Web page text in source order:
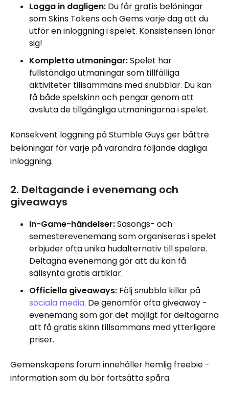
Logga in dagligen: Du får gratis belöningar
som Skins Tokens och Gems varje dag att du
utför en inloggning i spelet. Konsistensen lönar
sig!
Kompletta utmaningar:Spelet har
fullständiga utmaningar som tillfälliga
aktiviteter tillsammans med snubblar. Du kan
få både spelskinn och pengar genom att
avsluta de tillgängliga utmaningarna i spelet.
Konsekvent loggning på Stumble Guys ger bättre
belöningar för varje på varandra följande dagliga
inloggning.
2. Deltagande i evenemang och
giveaways
In-Game-händelser:Säsongs- och
semesterevenemang som organiseras i spelet
erbjuder ofta unika hudalternativ till spelare.
Deltagna evenemang gör att du kan få
sällsynta gratis artiklar.
Officiella giveaways: Följ snubbla killar på
sociala media. De genomför ofta giveaway -
evenemang som gör det möjligt för deltagarna
att få gratis skinn tillsammans med ytterligare
priser.
Gemenskapens forum innehåller hemlig freebie -
information som du bör fortsätta spåra.